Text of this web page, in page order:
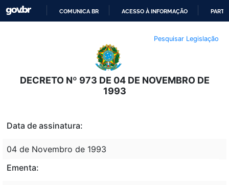
O
CONTEÚDO
COMUNICA BR ACESSO À INFORMAÇÃO
Pesquisar Legislação
DECRETO Nº 973 DE 04 DE NOVEMBRO DE
1993
Data de assinatura:
04 de Novembro de 1993
Ementa: